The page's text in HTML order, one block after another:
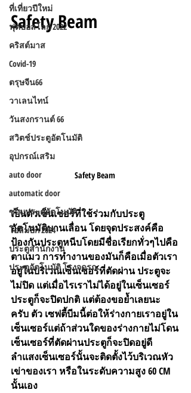
ที่เที่ยวปีใหม่
ฟุตบอลโลก 2022
คริสต์มาส
Covid-19
ตรุษจีน66
วาเลนไทน์
วันสงกรานต์ 66
สวิตช์ประตูอัตโนมัติ
อุปกรณ์เสริม
auto door
automatic door
ซ่อมประตูอัตโนมัติ
โอลิมปิก 2024
ประตูสำนักงาน
ประตูอัตโนมัติ โรงจดรถ
Safety Beam
Safety Beam
เป็นตัวเซ็นเซอร์ที่ใช้ร่วมกับประตู
อัตโนมัติบานเลื่อน โดยจุดประสงค์คือ
ป้องกันประตูหนีบโดยมีชื่อเรียกทั่วๆไปคือ
ตาแมว การทำงานของมันก็คือเมื่อตัวเรา
อยู่ในบริเวณเซ็นเซอร์ที่ตัดผ่าน ประตูจะ
ไม่ปิด แต่เมื่อไรเราไม่ได้อยู่ในเซ็นเซอร์
ประตูก็จะปิดปกติ แต่ต้องขอย้ำเลยนะ
ครับ ตัว เซฟตี้บีมนี้ต่อให้ร่างกายเราอยู่ใน
เซ็นเซอร์แต่ถ้าส่วนใดของร่างกายไม่โดน
เซ็นเซอร์ที่ตัดผ่านประตูก็จะปิดอยู่ดี
ลำแสงเซ็นเซอร์นั้นจะติดตั้งไว้บริเวณหัว
เข่าของเรา หรือในระดับความสูง 60 CM
นั้นเอง